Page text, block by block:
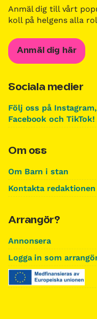
Anmäl dig till vårt
koll på helgens alla
Anmäl dig här
Sociala medier
Följ oss på Instagram,
Facebook och TikTok!
Om oss
Om Barn i stan
Kontakta redaktionen
Arrangör?
Annonsera
Logga in som